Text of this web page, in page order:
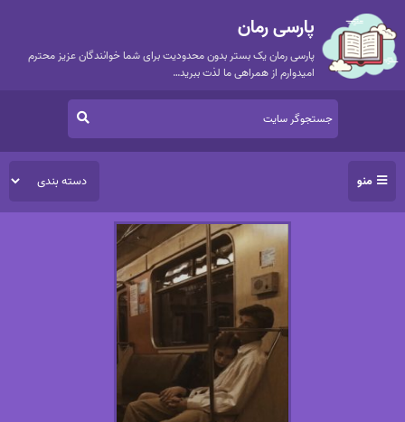
پارسی رمان
پارسی رمان یک بستر بدون محدودیت برای شما خوانندگان عزیز محترم
امیدوارم از همراهی ما لذت ببرید…
منو